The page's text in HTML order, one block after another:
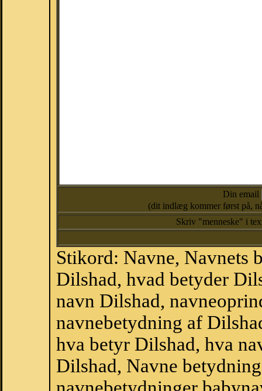
Din email
(dit indlæg kommer først på,
Skriv "menneske" i
Stikord: Navne, Navnets
Dilshad, hvad betyder
navn Dilshad,
navnebetydning af
hva betyr Dilshad, hva
Dilshad, Navne